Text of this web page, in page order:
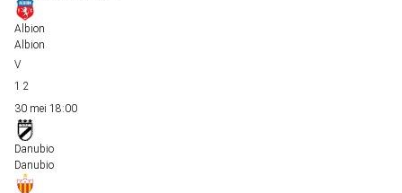
Albion
Albion
1 2
30 mei 18:00
Danubio
Danubio